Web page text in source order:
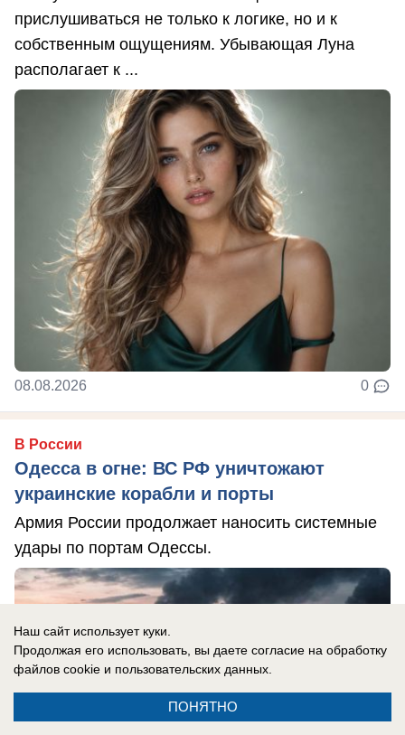
прислушиваться не только к логике, но и к
собственным ощущениям. Убывающая Луна
располагает к ...
08.08.2026 0
В России
Одесса в огне: ВС РФ уничтожают
украинские корабли и порты
Армия России продолжает наносить системные
удары по портам Одессы.
Наш сайт использует куки.
Продолжая его использовать, вы даете согласие на обработку
файлов cookie и пользовательских данных.
ПОНЯТНО